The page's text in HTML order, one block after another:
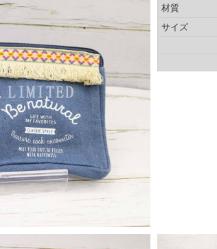
材質
サイズ